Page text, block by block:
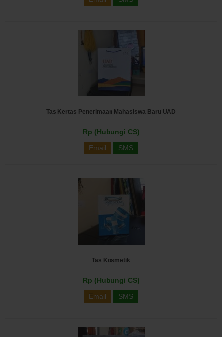
Tas Kertas Penerimaan Mahasiswa Baru UAD
Rp (Hubungi CS)
Email SMS
Tas Kosmetik
Rp (Hubungi CS)
Email SMS